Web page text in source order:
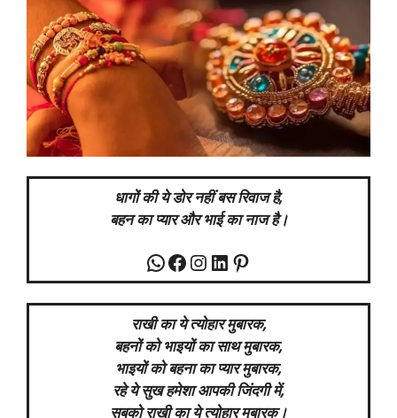
धागों की ये डोर नहीं बस रिवाज है,
बहन का प्यार और भाई का नाज है।
WhatsApp
Facebook
Instagram
LinkedIn
Pinterest
राखी का ये त्योहार मुबारक,
बहनों को भाइयों का साथ मुबारक,
भाइयों को बहना का प्यार मुबारक,
रहे ये सुख हमेशा आपकी जिंदगी में,
सबको राखी का ये त्योहार मुबारक।